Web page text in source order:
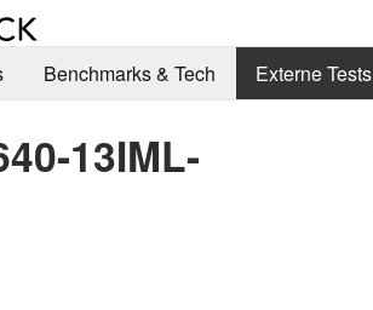
Benchmarks & Tech Externe Tests
13IML-